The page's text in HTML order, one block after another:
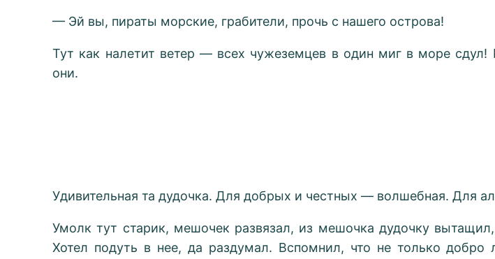
— Эй вы, пираты морские, грабители, прочь с нашего острова!
Тут как налетит ветер — всех чужеземцев в один миг в море
они.
Удивительная та дудочка. Для добрых и честных — волшебная. Для
Умолк тут старик, мешочек развязал, из мешочка дудочку
Хотел подуть в нее, да раздумал. Вспомнил, что не только